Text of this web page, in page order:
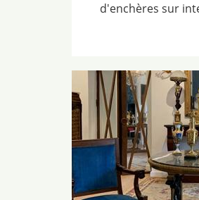
d'enchères sur